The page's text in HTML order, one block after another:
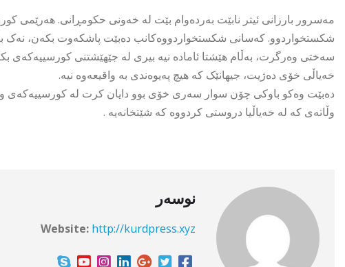
مەسرور بارزانی ئیتر نابێت بەردەوام بێت لە خەونی حکومڕانی. هەرێمی
شکستخواردوو. کەسانی شکستخواردووەکانب دەبێت پاشکەوت بکەن، نەک
سەختی وەرگرت، بەڵام هێشتا ئامادە نیە بیری لە جێهێشتنی کورسییەکەی
خەیاڵی خۆی دەژیت، جیهانێک کە هیچ پەیوەندی بە واقیعەوە نیە.
دەبێت وەکو باوکی چۆن سوار سەری خۆی بوو دایان کرت لە کورسییەکەی
وڵاتەی کە لە خەیاڵیا دروستی کردووە کە شێتخانەیە .
نوسەر
Website: http://kurdpress.xyz